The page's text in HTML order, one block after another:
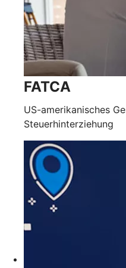
FATCA
US-amerikanisches
Steuerhinterziehung